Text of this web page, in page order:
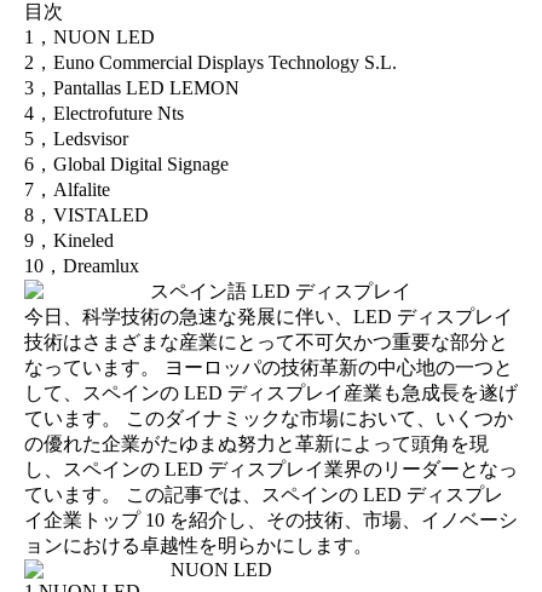
目次
1，NUON LED
2，Euno Commercial Displays Technology S.L.
3，Pantallas LED LEMON
4，Electrofuture Nts
5，Ledsvisor
6，Global Digital Signage
7，Alfalite
8，VISTALED
9，Kineled
10，Dreamlux
今日、科学技術の急速な発展に伴い、LED ディスプレイ
技術はさまざまな産業にとって不可欠かつ重要な部分と
なっています。 ヨーロッパの技術革新の中心地の一つと
して、スペインの LED ディスプレイ産業も急成長を遂げ
ています。 このダイナミックな市場において、いくつか
の優れた企業がたゆまぬ努力と革新によって頭角を現
し、スペインの LED ディスプレイ業界のリーダーとなっ
ています。 この記事では、スペインの LED ディスプレ
イ企業トップ 10 を紹介し、その技術、市場、イノベーシ
ョンにおける卓越性を明らかにします。